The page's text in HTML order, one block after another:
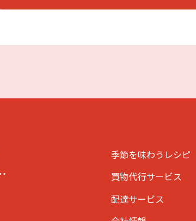
季節を味わうレシピ
買物代行サービス
配達サービス